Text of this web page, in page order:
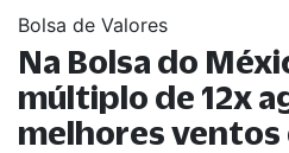
Bolsa de Valores
Na Bolsa do
múltiplo de 12x
melhores